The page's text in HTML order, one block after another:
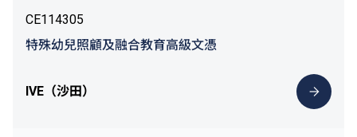
CE114305
特殊幼兒照顧及融合教育高級文憑
IVE（沙田）